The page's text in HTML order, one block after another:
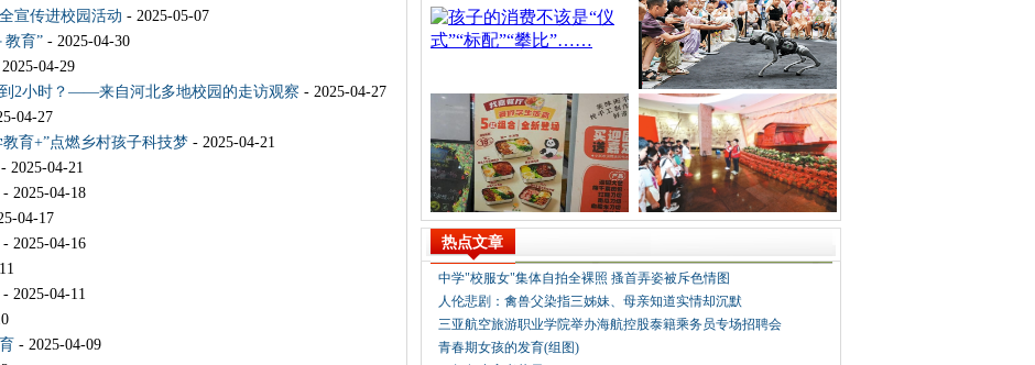
热点文章
宣传进校园活动 - 2025-05-07
教育”- 2025-04-30
04-29
2小时？——来自河北多地校园的走访观察 - 2025-04-27
04-27
育+”点燃乡村孩子科技梦- 2025-04-21
- 2025-04-21
2025-04-18
04-17
2025-04-16
- 2025-04-11
- 2025-04-09